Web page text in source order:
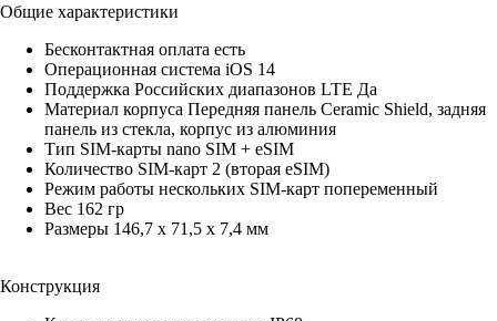
Общие характеристики
Бесконтактная оплата есть
Операционная система iOS 14
Поддержка Российских диапазонов LTE Да
Материал корпуса Передняя панель Ceramic Shield, задняя
панель из стекла, корпус из алюминия
Тип SIM-карты nano SIM + eSIM
Количество SIM-карт 2 (вторая eSIM)
Режим работы нескольких SIM-карт попеременный
Вес 162 гр
Размеры 146,7 x 71,5 x 7,4 мм
Конструкция